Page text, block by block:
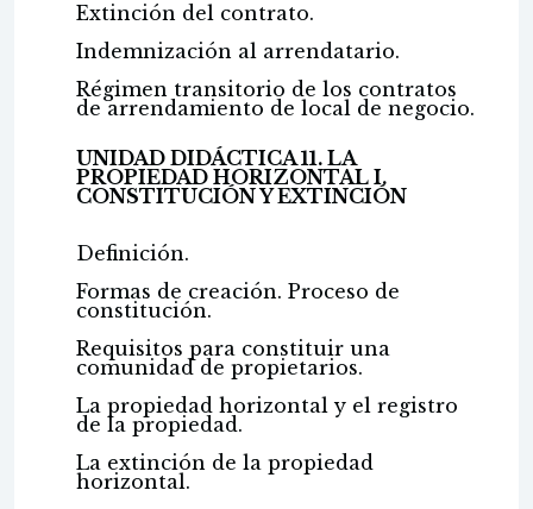
Extinción del contrato.
Indemnización al arrendatario.
Régimen transitorio de los contratos
de arrendamiento de local de negocio.
UNIDAD DIDÁCTICA 11. LA
PROPIEDAD HORIZONTAL I.
CONSTITUCIÓN Y EXTINCIÓN
Definición.
Formas de creación. Proceso de
constitución.
Requisitos para constituir una
comunidad de propietarios.
La propiedad horizontal y el registro
de la propiedad.
La extinción de la propiedad
horizontal.